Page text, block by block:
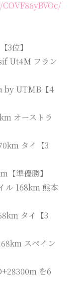
3位】
Ut4M フラン
by UTMB【4
オーストラ
タイ【3
準優勝】
ル 168km 熊本
タイ【3
スペイン
を6